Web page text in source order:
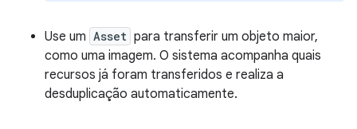
Use um Asset para transferir um objeto maior,
como uma imagem. O sistema acompanha quais
recursos já foram transferidos e realiza a
desduplicação automaticamente.